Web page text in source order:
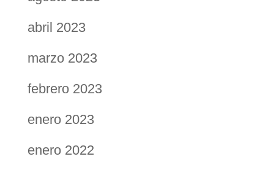
abril 2023
marzo 2023
febrero 2023
enero 2023
enero 2022